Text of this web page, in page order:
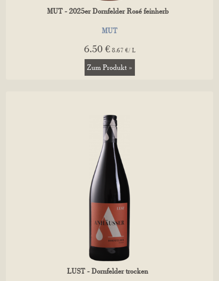
MUT - 2025er Dornfelder Rosé feinherb
MUT
6.50 € 8.67 €/ L
Zum Produkt »
LUST - Dornfelder trocken